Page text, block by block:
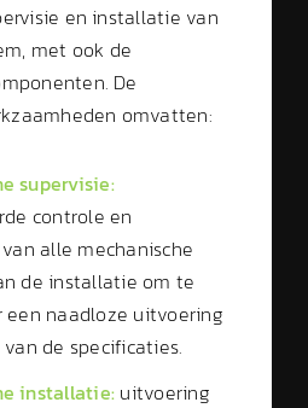
en installatie van
met ook de
De
omvatten:
supervisie:
controle en
alle mechanische
de installatie om te
een naadloze uitvoering
de specificaties.
installatie: uitvoering